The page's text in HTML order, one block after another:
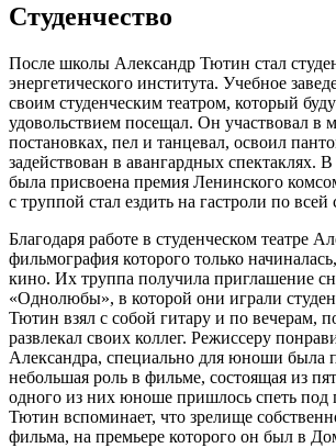
Студенчество
После школы Александр Тютин стал
энергетического института. Учебное
своим студенческим театром, который
удовольствием посещал. Он участвовал в
постановках, пел и танцевал, освоил
задействован в авангардных спектаклях.
была присвоена премия Ленинского
с труппой стал ездить на гастроли по всей
Благодаря работе в студенческом театре
фильмография которого только
кино. Их труппа получила приглашение
«Однолюбы», в которой они играли
Тютин взял с собой гитару и по вечерам,
развлекал своих коллег. Режиссеру
Александра, специально для юноши была
небольшая роль в фильме, состоящая из
одного из них юноше пришлось спеть под
Тютин вспоминает, что зрелище
фильма, на премьере которого он был в